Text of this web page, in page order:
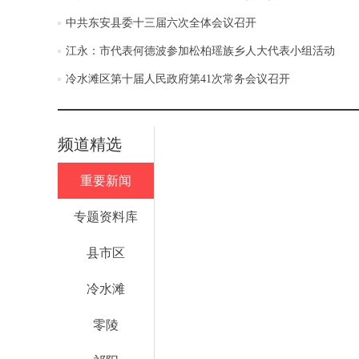
中共东安县委十三届六次全体会议召开
江永：市代表何德波参加松柏瑶族乡人大代表小组活动
冷水滩区第十届人民政府第41次常务会议召开
频道精选
重要新闻
专题资料库
县市区
冷水滩
零陵